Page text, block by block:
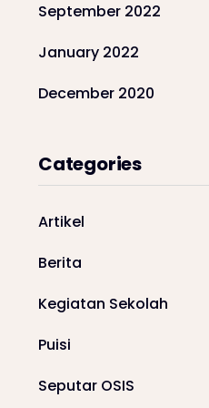
September 2022
January 2022
December 2020
Categories
Artikel
Berita
Kegiatan Sekolah
Puisi
Seputar OSIS